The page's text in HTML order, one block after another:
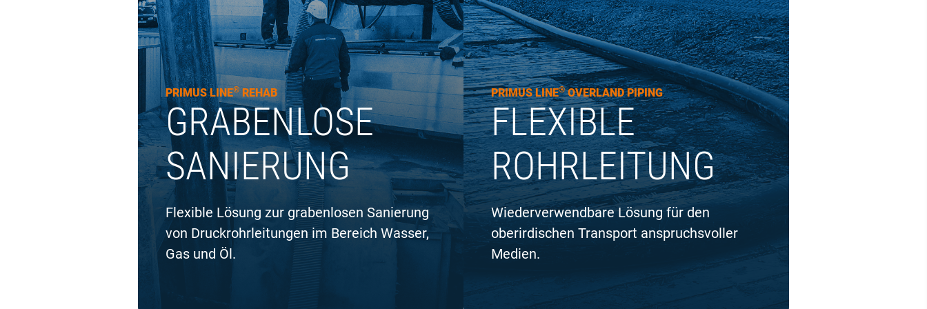
PRIMUS LINE® REHAB
GRABENLOSE
SANIERUNG
Flexible Lösung zur grabenlosen Sanierung
von Druckrohrleitungen im Bereich Wasser,
Gas und Öl.
PRIMUS LINE®OVERLAND PIPING
FLEXIBLE
ROHRLEITUNG
Wiederverwendbare Lösung für den
oberirdischen Transport anspruchsvoller
Medien.